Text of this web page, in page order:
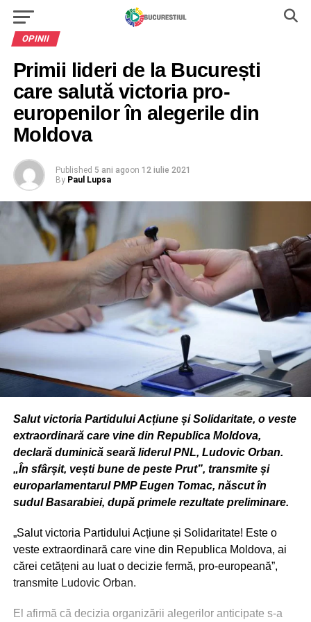
OPINII
Primii lideri de la București
care salută victoria pro-
europenilor în alegerile din
Moldova
Published 5 ani agoon 12 iulie 2021
By Paul Lupsa
Salut victoria Partidului Acțiune și Solidaritate, o veste
extraordinară care vine din Republica Moldova,
declară duminică seară liderul PNL, Ludovic Orban.
„În sfârșit, vești bune de peste Prut”, transmite și
europarlamentarul PMP Eugen Tomac, născut în
sudul Basarabiei, după primele rezultate preliminare.
„Salut victoria Partidului Acțiune și Solidaritate! Este o
veste extraordinară care vine din Republica Moldova, ai
cărei cetățeni au luat o decizie fermă, pro-europeană”,
transmite Ludovic Orban.
El afirmă că decizia organizării alegerilor anticipate s-a